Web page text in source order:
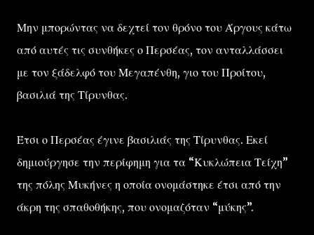
Μην μπορώντας να δεχτεί τον θρόνο του Άργους κάτω
από αυτές τις συνθήκες ο Περσέας, τον ανταλλάσσει
με τον ξάδελφό του Μεγαπένθη, γιο του Προίτου,
βασιλιά της Τίρυνθας.
Έτσι ο Περσέας έγινε βασιλιάς της Τίρυνθας. Εκεί
δημιούργησε την περίφημη για τα “Κυκλώπεια Τείχη”
της πόλης Μυκήνες η οποία ονομάστηκε έτσι από την
άκρη της σπαθοθήκης, που ονομαζόταν “μύκης”.